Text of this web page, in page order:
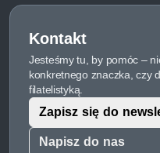
Kontakt
Jesteśmy tu, by pomóc –
konkretnego znaczka, czy
filatelistyką.
Napisz do nas
Zapisz się do